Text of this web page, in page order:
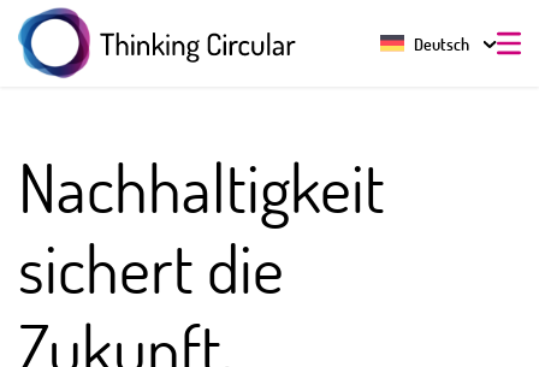
Deutsch
Nachhaltigkeit
sichert die
Zukunft.